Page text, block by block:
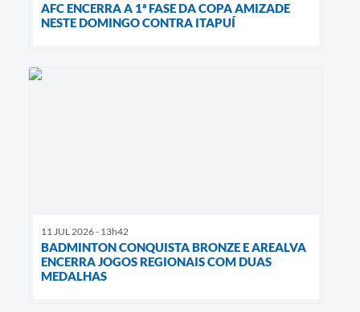
AFC ENCERRA A 1ª FASE DA COPA AMIZADE
NESTE DOMINGO CONTRA ITAPUÍ
11 JUL 2026 - 13h42
BADMINTON CONQUISTA BRONZE E AREALVA
ENCERRA JOGOS REGIONAIS COM DUAS
MEDALHAS